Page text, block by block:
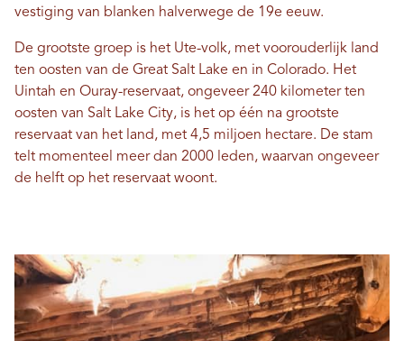
vestiging van blanken halverwege de 19e eeuw.
De grootste groep is het Ute-volk, met voorouderlijk land
ten oosten van de Great Salt Lake en in Colorado. Het
Uintah en Ouray-reservaat, ongeveer 240 kilometer ten
oosten van Salt Lake City, is het op één na grootste
reservaat van het land, met 4,5 miljoen hectare. De stam
telt momenteel meer dan 2000 leden, waarvan ongeveer
de helft op het reservaat woont.